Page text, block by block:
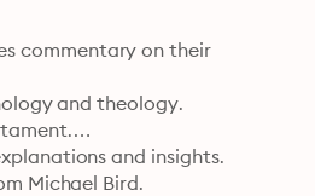
commentary on their
and theology.
and insights.
Michael Bird.